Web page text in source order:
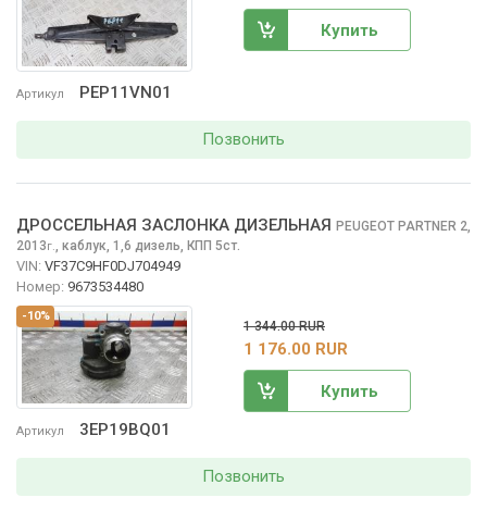
Артикул PEP11VN01
Купить
Позвонить
-10%
Артикул 3EP19BQ01
ДРОССЕЛЬНАЯ ЗАСЛОНКА ДИЗЕЛЬНАЯ PEUGEOT PARTNER 2,
2013г., каблук, 1,6 дизель, КПП 5ст.
VIN: VF37C9HF0DJ704949
Номер: 9673534480
1 344.00 RUR
1 176.00 RUR
Купить
Позвонить